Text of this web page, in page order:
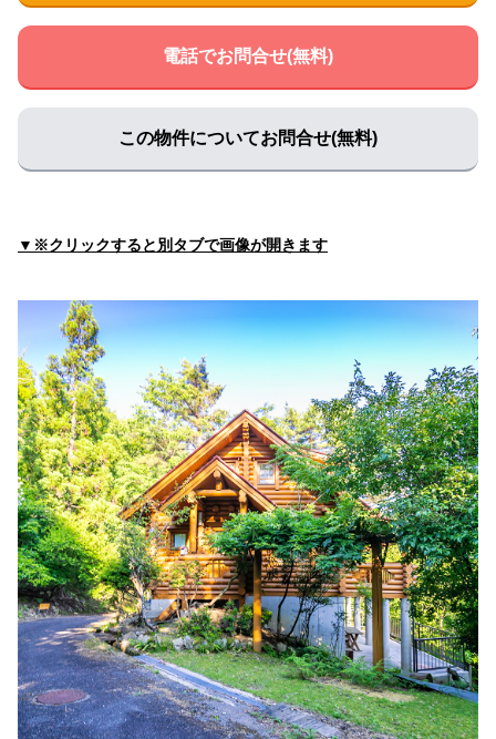
国部医院
兵庫県姫路市車崎３丁目３−１３ マップで見る
水田クリニック
川崎医院
独立行政法人国立病院機構 姫路医療センター
住所:兵庫県姫路市本町６８ マップで見る
医療法人社団健裕会中谷病院
住所:兵庫県姫路市飾磨区細江２５０１ マップで見る
三谷内科医院
住所:兵庫県姫路市飾磨区今在家３丁目２６８ マップで見る
てらおクリニック
住所:兵庫県姫路市飾磨区構２丁目２０２ てらおクリニック
マップで見る
白枝医院
住所:兵庫県姫路市白銀町３５ マップで見る
仁恵病院
住所:兵庫県姫路市野里２７５ マップで見る
姫路医療生活協同組合 ヘルスコープあぼし診療所
電話でお問合せ(無料)
この物件についてお問合せ(無料)
▼※クリックすると別タブで画像が開きます